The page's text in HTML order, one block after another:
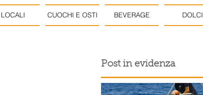
LOCALI CUOCHI E OSTI BEVERAGE DOLCI
Post in evidenza